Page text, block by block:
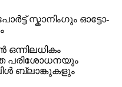
സ്കാനിംഗും ഓട്ടോ-
ഒന്നിലധികം
പരിശോധനയും
ബ്ലാങ്കുകളും